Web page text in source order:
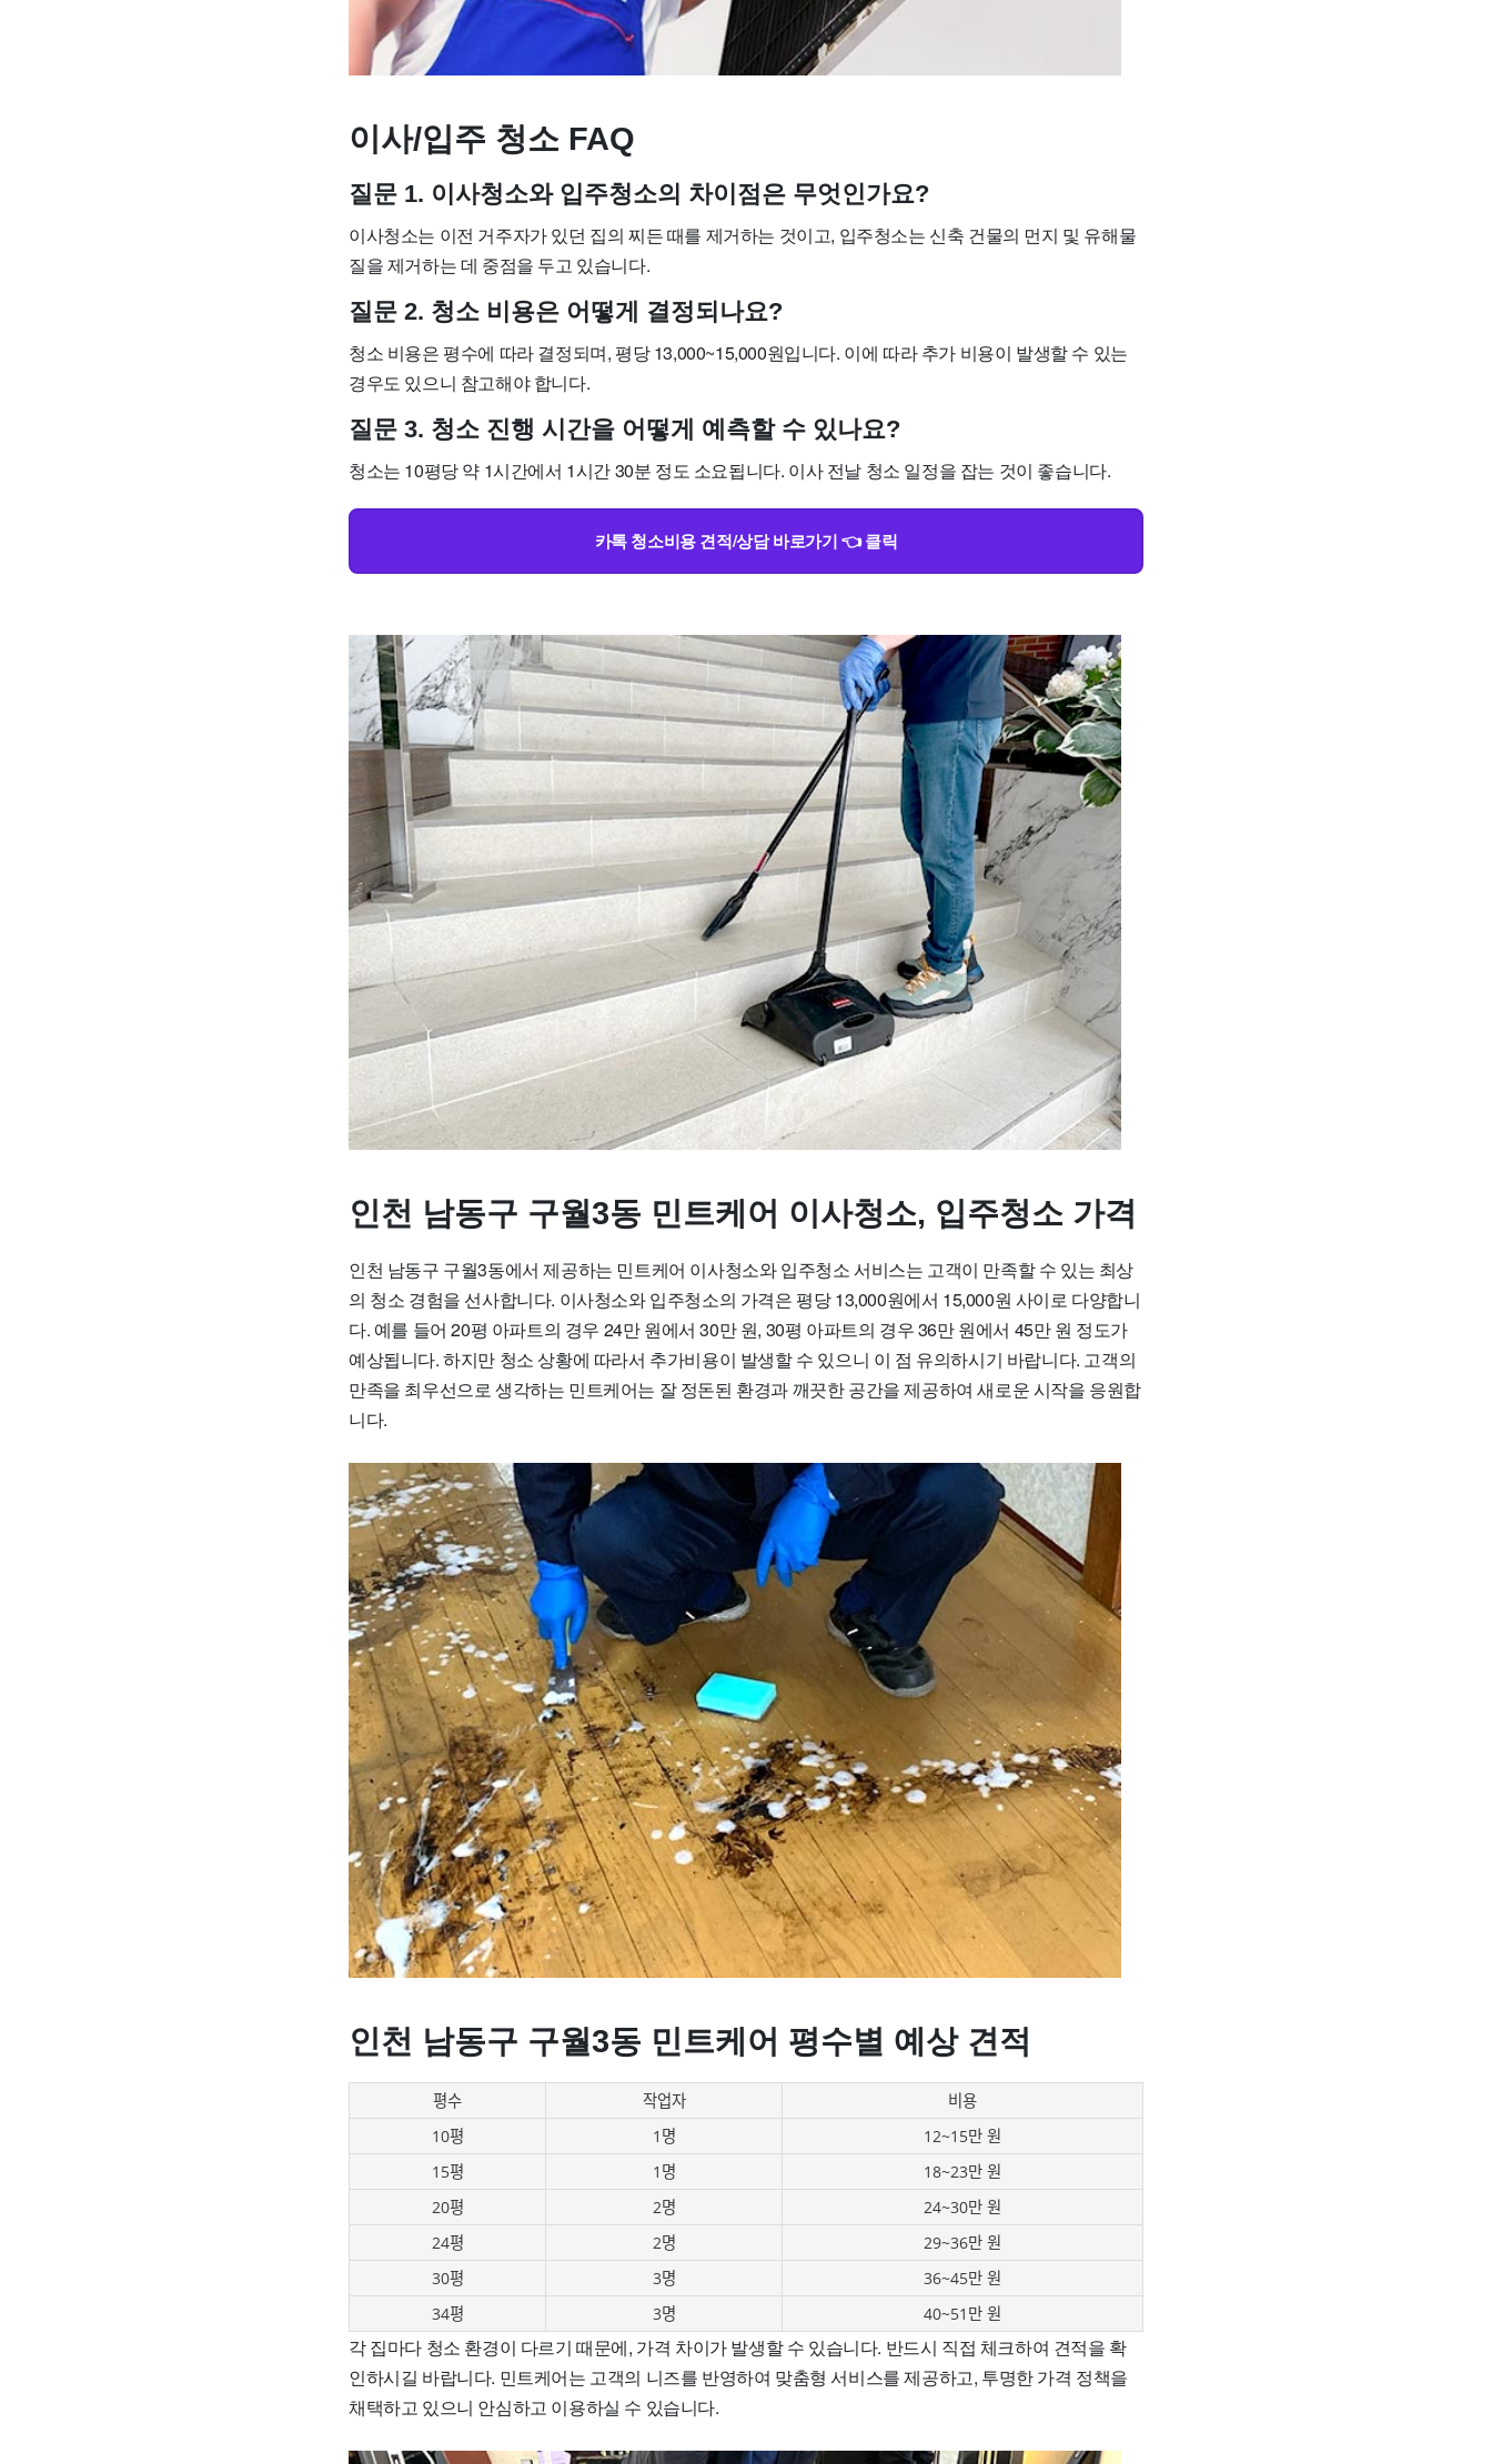
이사/입주 청소 FAQ
질문 1. 이사청소와 입주청소의 차이점은 무엇인가요?
이사청소는 이전 거주자가 있던 집의 찌든 때를 제거하는 것이고, 입주청소는 신축 건물의 먼지 및 유해물
질을 제거하는 데 중점을 두고 있습니다.
질문 2. 청소 비용은 어떻게 결정되나요?
청소 비용은 평수에 따라 결정되며, 평당 13,000~15,000원입니다. 이에 따라 추가 비용이 발생할 수 있는
경우도 있으니 참고해야 합니다.
질문 3. 청소 진행 시간을 어떻게 예측할 수 있나요?
청소는 10평당 약 1시간에서 1시간 30분 정도 소요됩니다. 이사 전날 청소 일정을 잡는 것이 좋습니다.
카톡 청소비용 견적/상담 바로가기 👈 클릭
인천 남동구 구월3동 민트케어 이사청소, 입주청소 가격
인천 남동구 구월3동에서 제공하는 민트케어 이사청소와 입주청소 서비스는 고객이 만족할 수 있는 최상
의 청소 경험을 선사합니다. 이사청소와 입주청소의 가격은 평당 13,000원에서 15,000원 사이로 다양합니
다. 예를 들어 20평 아파트의 경우 24만 원에서 30만 원, 30평 아파트의 경우 36만 원에서 45만 원 정도가
예상됩니다. 하지만 청소 상황에 따라서 추가비용이 발생할 수 있으니 이 점 유의하시기 바랍니다. 고객의
만족을 최우선으로 생각하는 민트케어는 잘 정돈된 환경과 깨끗한 공간을 제공하여 새로운 시작을 응원합
니다.
인천 남동구 구월3동 민트케어 평수별 예상 견적
평수 작업자
비용
10평
1명
12~15만 원
15평
1명
18~23만 원
20평
2명
24~30만 원
24평
2명
29~36만 원
30평
3명
36~45만 원
34평
3명 40~51만 원
각 집마다 청소 환경이 다르기 때문에, 가격 차이가 발생할 수 있습니다. 반드시 직접 체크하여 견적을 확
인하시길 바랍니다. 민트케어는 고객의 니즈를 반영하여 맞춤형 서비스를 제공하고, 투명한 가격 정책을
채택하고 있으니 안심하고 이용하실 수 있습니다.